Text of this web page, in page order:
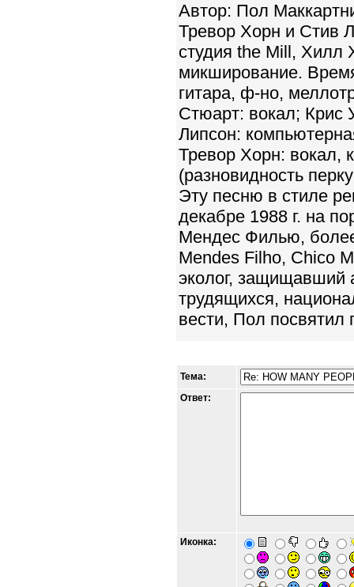
Автор: Пол
Тревор Хорн и Стив
студия the Mill, Хилл
микширование.
гитара, ф-но,
Стюарт: вокал; Крис
Липсон:
Тревор Хорн: вокал,
(разновидность
Эту песню в стиле
декабре 1988 г. на
Мендес Филью,
Mendes Filho, Chico
эколог, защищавший
трудящихся,
вести, Пол посвятил
Тема:
Ответ:
Иконка: